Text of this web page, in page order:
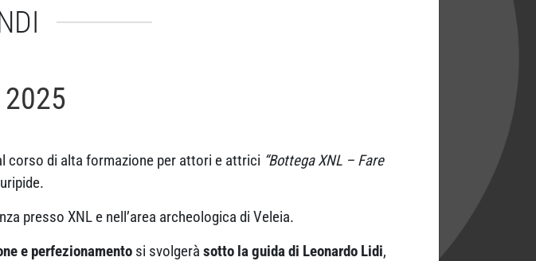
corso di alta formazione per attori e attrici “Bottega XNL – Fare
presso XNL e nell’area archeologica di Veleia.
e perfezionamento si svolgerà sotto la guida di Leonardo Lidi,